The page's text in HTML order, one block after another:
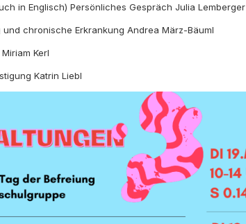
in Englisch) Persönliches Gespräch Julia Lemberger
und chronische Erkrankung Andrea März-Bäuml
Kerl
Katrin Liebl